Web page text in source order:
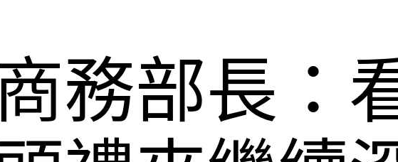
務部長：